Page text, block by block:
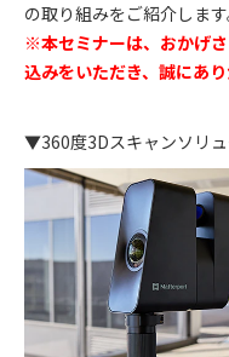
の取り組みをご紹介します
※本セミナーは、おかげ
込みをいただき、誠にあり
▼360度3Dスキャンソリ